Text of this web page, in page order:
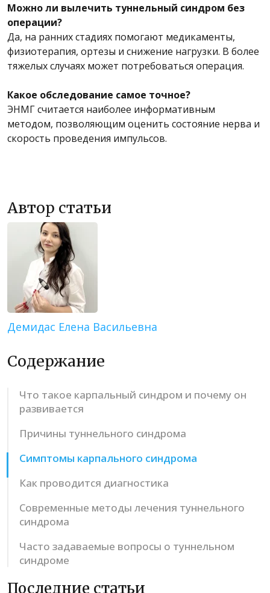
Можно ли вылечить туннельный синдром без
операции?
Да, на ранних стадиях помогают медикаменты,
физиотерапия, ортезы и снижение нагрузки. В более
тяжелых случаях может потребоваться операция.
Какое обследование самое точное?
ЭНМГ считается наиболее информативным
методом, позволяющим оценить состояние нерва и
скорость проведения импульсов.
Автор статьи
Демидас Елена Васильевна
Содержание
Что такое карпальный синдром и почему он
развивается
Причины туннельного синдрома
Симптомы карпального синдрома
Как проводится диагностика
Современные методы лечения туннельного
синдрома
Часто задаваемые вопросы о туннельном
синдроме
Последние статьи